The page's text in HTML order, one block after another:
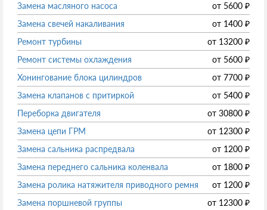
Замена масляного насоса
от 5600 ₽
Замена свечей накаливания
от 1400 ₽
Ремонт турбины
от 13200 ₽
Ремонт системы охлаждения
от 5600 ₽
Хонингование блока цилиндров
от 7700 ₽
Замена клапанов с притиркой
от 5400 ₽
Переборка двигателя
от 30800 ₽
Замена цепи ГРМ
от 12300 ₽
Замена сальника распредвала
от 1200 ₽
Замена переднего сальника коленвала
от 1800 ₽
Замена ролика натяжителя приводного ремня
от 1200 ₽
Замена поршневой группы
от 12300 ₽